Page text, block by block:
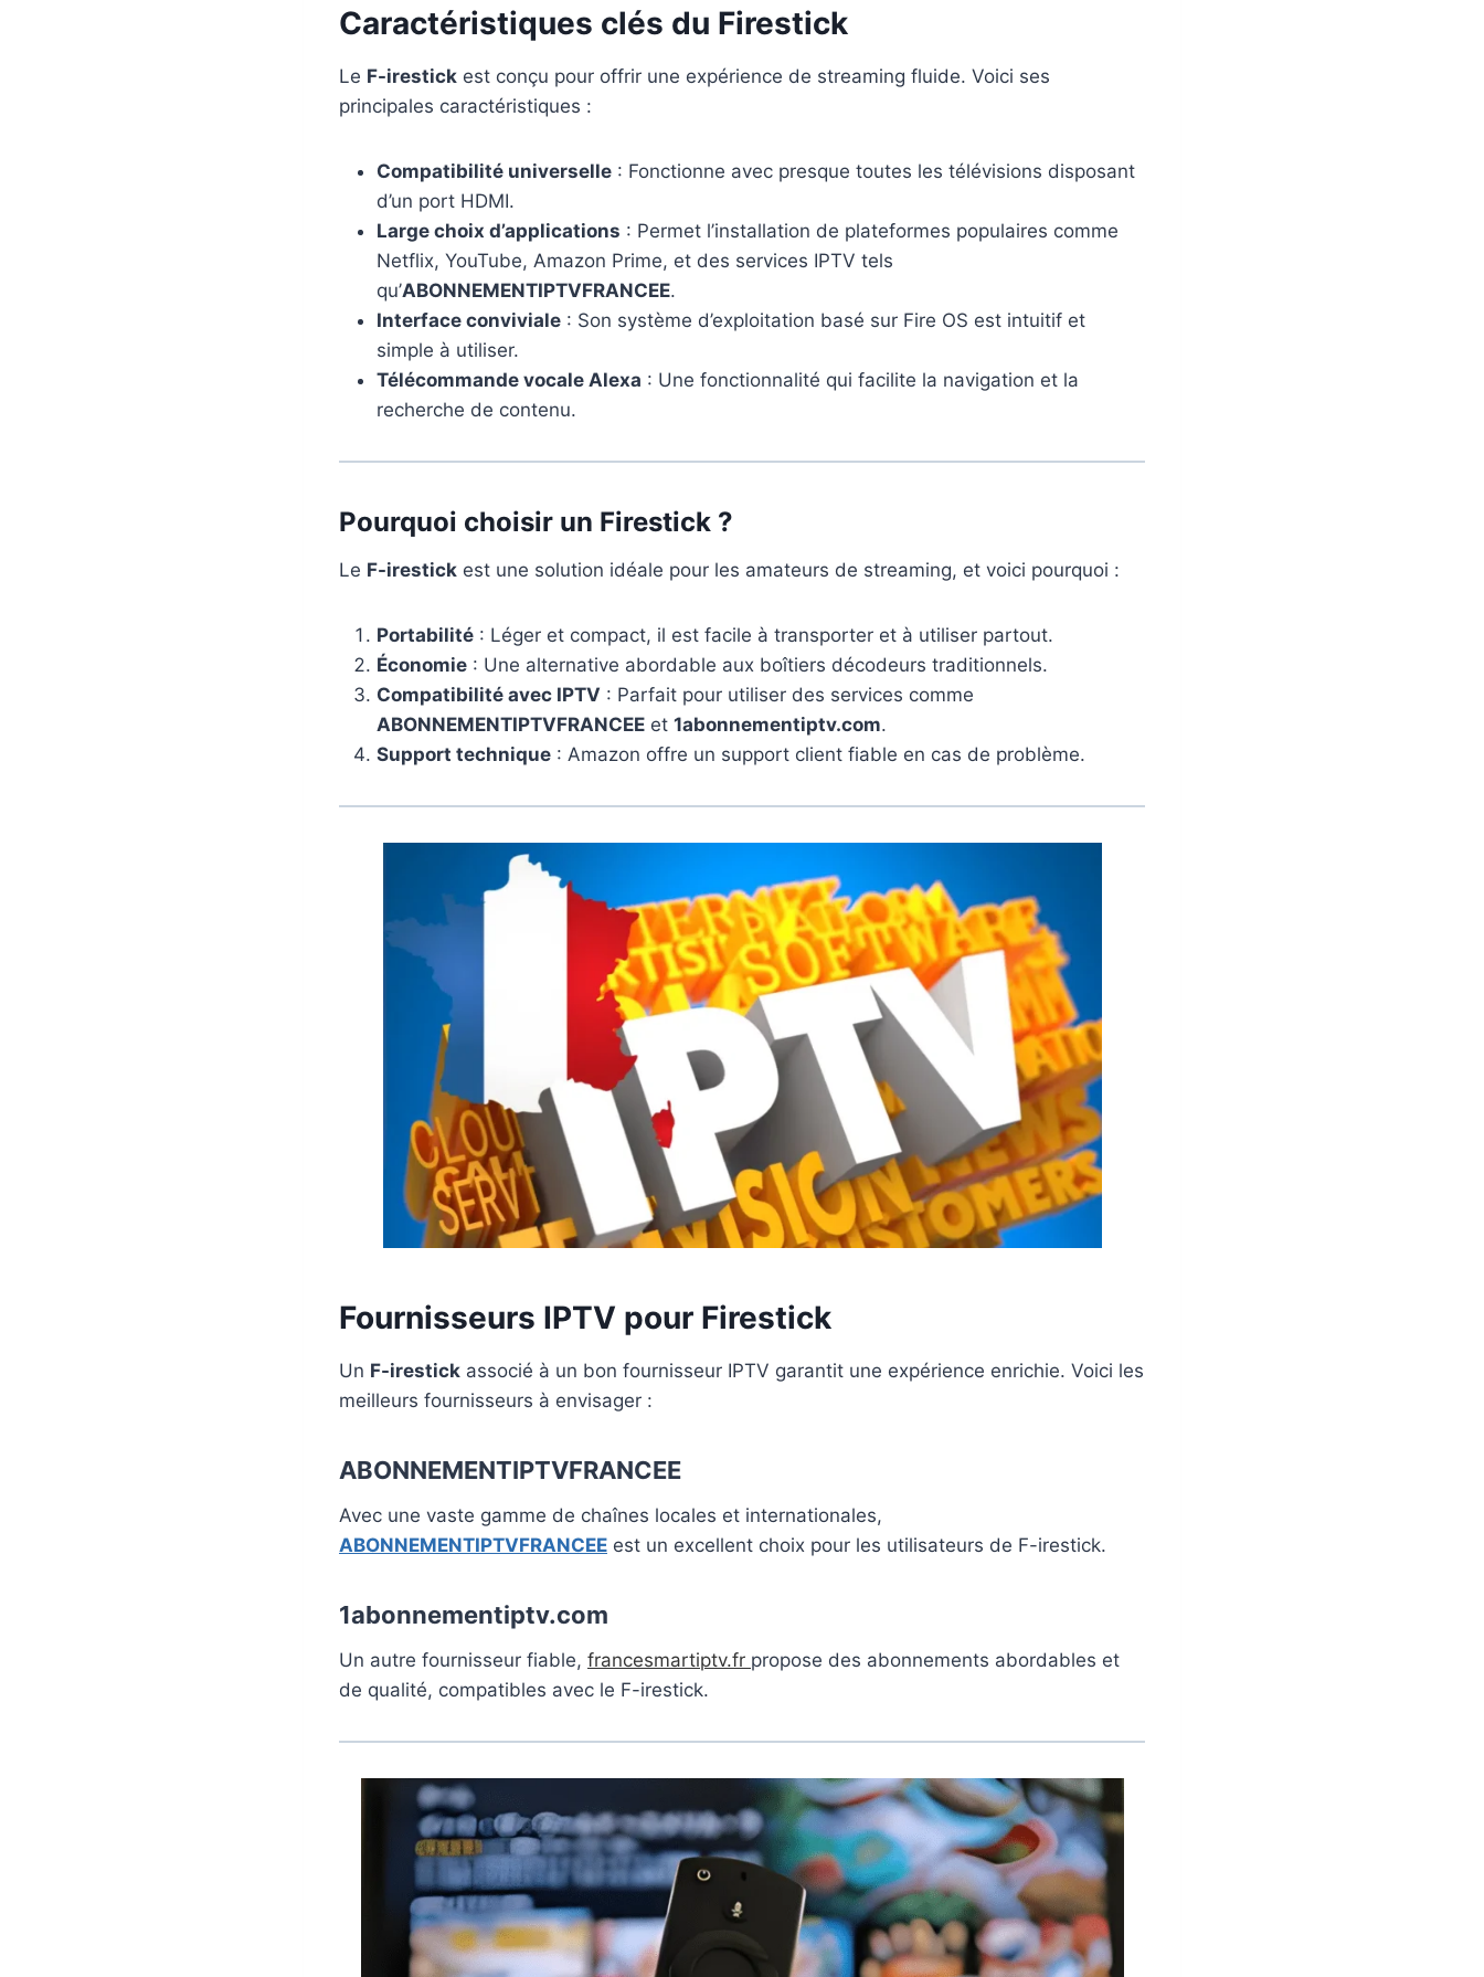
Caractéristiques clés du Firestick
Le F-irestick est conçu pour offrir une expérience de streaming fluide. Voici ses
principales caractéristiques :
Compatibilité universelle : Fonctionne avec presque toutes les télévisions disposant
d’un port HDMI.
Large choix d’applications : Permet l’installation de plateformes populaires comme
Netflix, YouTube, Amazon Prime, et des services IPTV tels
qu’ABONNEMENTIPTVFRANCEE.
Interface conviviale : Son système d’exploitation basé sur Fire OS est intuitif et
simple à utiliser.
Télécommande vocale Alexa : Une fonctionnalité qui facilite la navigation et la
recherche de contenu.
Pourquoi choisir un Firestick ?
Le F-irestick est une solution idéale pour les amateurs de streaming, et voici pourquoi :
Portabilité : Léger et compact, il est facile à transporter et à utiliser partout.
Économie : Une alternative abordable aux boîtiers décodeurs traditionnels.
Compatibilité avec IPTV : Parfait pour utiliser des services comme
ABONNEMENTIPTVFRANCEE et 1abonnementiptv.com.
Support technique : Amazon offre un support client fiable en cas de problème.
Fournisseurs IPTV pour Firestick
Un F-irestick associé à un bon fournisseur IPTV garantit une expérience enrichie. Voici les
meilleurs fournisseurs à envisager :
ABONNEMENTIPTVFRANCEE
Avec une vaste gamme de chaînes locales et internationales,
ABONNEMENTIPTVFRANCEE est un excellent choix pour les utilisateurs de F-irestick.
1abonnementiptv.com
Un autre fournisseur fiable, francesmartiptv.fr propose des abonnements abordables et
de qualité, compatibles avec le F-irestick.